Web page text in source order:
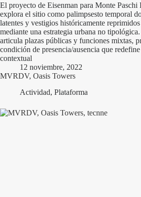
El proyecto de Eisenman para Monte Paschi
explora el sitio como palimpsesto temporal
latentes y vestigios históricamente reprimidos
mediante una estrategia urbana no
articula plazas públicas y funciones mixtas,
condición de presencia/ausencia que
contextual
12 noviembre, 2022
MVRDV, Oasis Towers
Actividad, Plataforma